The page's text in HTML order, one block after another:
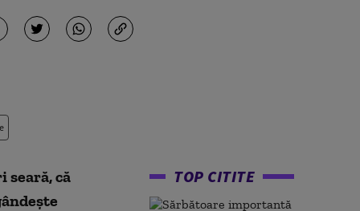
seară, că
TOP CITITE